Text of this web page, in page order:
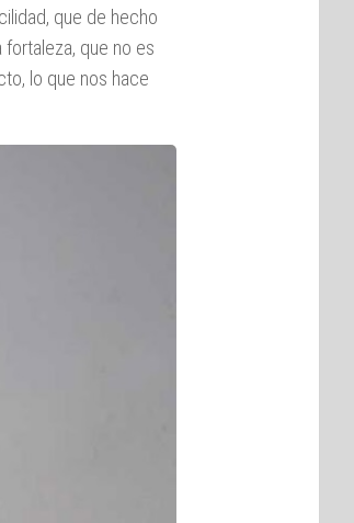
que de hecho
que no es
lo que nos hace